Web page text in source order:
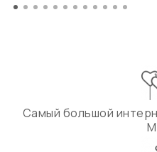
Самый большой